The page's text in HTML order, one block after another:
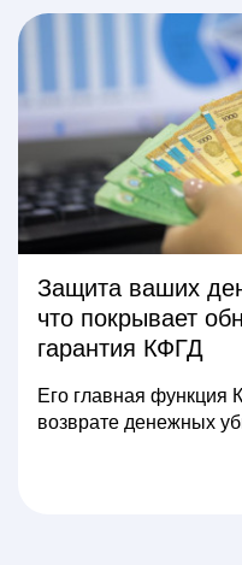
Защита ваших
что покрывает
гарантия КФГД
Его главная функция
возврате денежных